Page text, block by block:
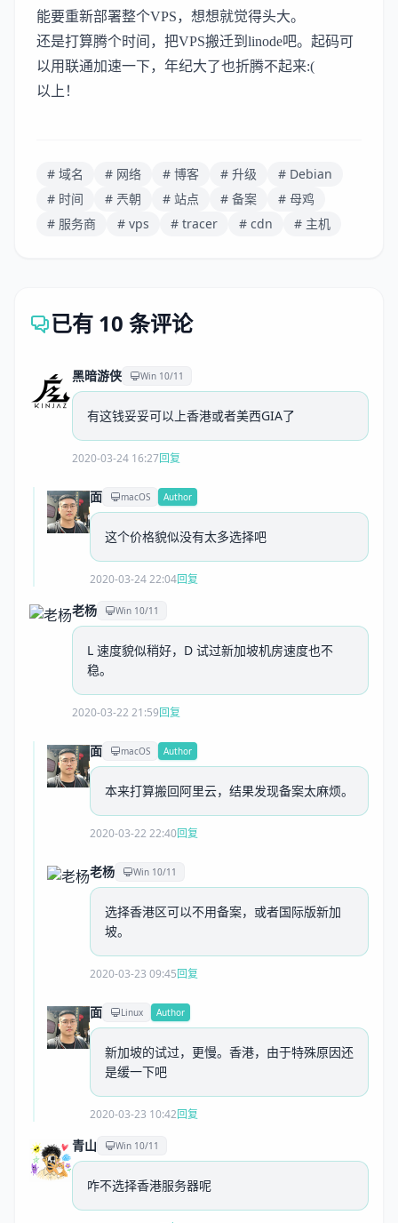
能要重新部署整个VPS，想想就觉得头大。
还是打算腾个时间，把VPS搬迁到linode吧。起码可
以用联通加速一下，年纪大了也折腾不起来:(
以上！
# 域名 # 网络 # 博客 # 升级
# Debian
# 时间
# 兲朝 # 站点 # 备案
# 母鸡
# 服务商
# vps # tracer # cdn # 主机
已有 10 条评论
黑暗游侠 Win 10/11
有这钱妥妥可以上香港或者美西GIA了
2020-03-24 16:27回复
面 macOS Author
这个价格貌似没有太多选择吧
2020-03-24 22:04回复
老杨 Win 10/11
L 速度貌似稍好，D 试过新加坡机房速度也不
稳。
2020-03-22 21:59回复
面 macOS Author
本来打算搬回阿里云，结果发现备案太麻烦。
2020-03-22 22:40回复
老杨 Win 10/11
选择香港区可以不用备案，或者国际版新加
坡。
2020-03-23 09:45回复
面 Linux Author
新加坡的试过，更慢。香港，由于特殊原因还
是缓一下吧
2020-03-23 10:42回复
青山 Win 10/11
咋不选择香港服务器呢